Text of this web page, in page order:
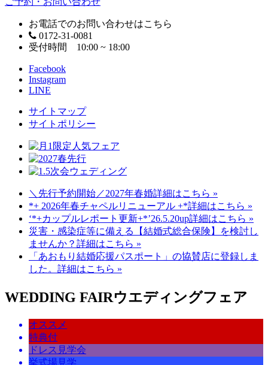
お電話でのお問い合わせはこちら
0172-31-0081
受付時間 10:00 ~ 18:00
Facebook
Instagram
LINE
サイトマップ
サイトポリシー
＼先行予約開始／2027年春婚詳細はこちら »
*+ 2026年春チャペルリニューアル +*詳細はこちら »
‘*+カップルレポート更新+*’26.5.20up詳細はこちら »
災害・感染症等に備える【結婚式総合保険】を検討し
ませんか？ 詳細はこちら »
「あおもり結婚応援パスポート」の協賛店に登録しま
した。 詳細はこちら »
WEDDING FAIRウエディングフェア
オススメ
特典付
ドレス見学会
挙式場見学